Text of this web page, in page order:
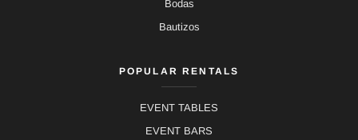
Bodas
Bautizos
POPULAR RENTALS
EVENT TABLES
EVENT BARS